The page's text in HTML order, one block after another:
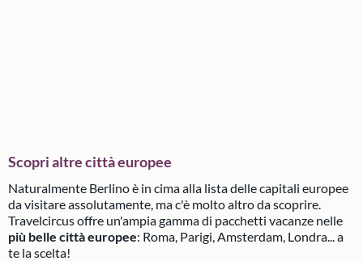
Scopri altre città europee
Naturalmente Berlino è in cima alla lista delle capitali europee
da visitare assolutamente, ma c'è molto altro da scoprire.
Travelcircus offre un'ampia gamma di pacchetti vacanze nelle
più belle città europee: Roma, Parigi, Amsterdam, Londra... a
te la scelta!